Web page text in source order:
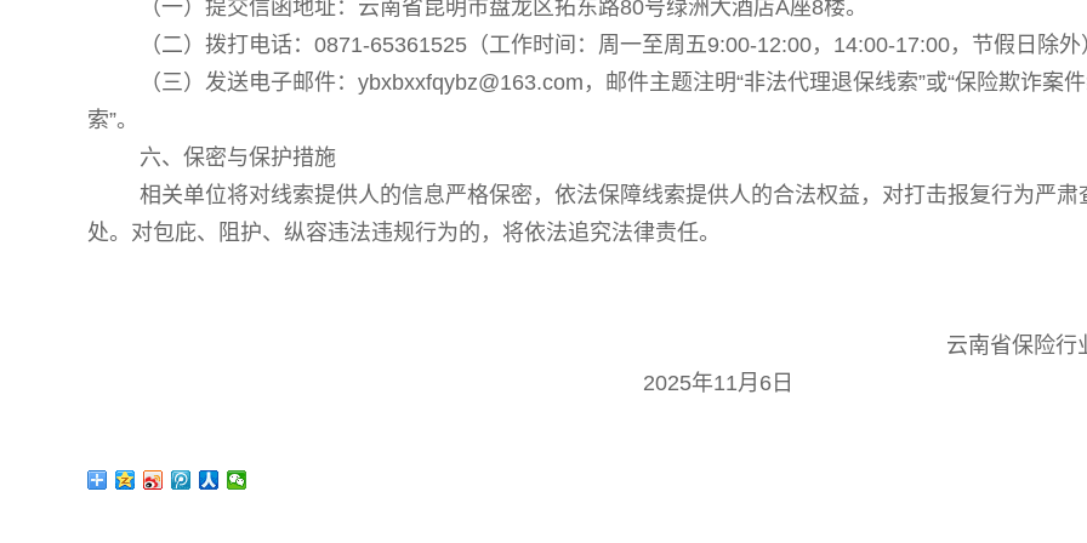
（一）提交信函地址：云南省昆明市盘龙区拓东路80号绿洲大酒店A座8楼。
（二）拨打电话： 0871-65361525（工作时间：周一至周五9:00-12:00，14:00-17:00，节假日除外
（三）发送电子邮件： ybxbxxfqybz@163.com，邮件主题注明“非法代理退保线索”或“保险欺诈案
索”。
六、保密与保护措施
相关单位将对线索提供人的信息严格保密，依法保障线索提供人的合法权益，对打击报复行为严肃
处。对包庇、阻护、纵容违法违规行为的，将依法追究法律责任。
云南省保险行
2025年11月6日